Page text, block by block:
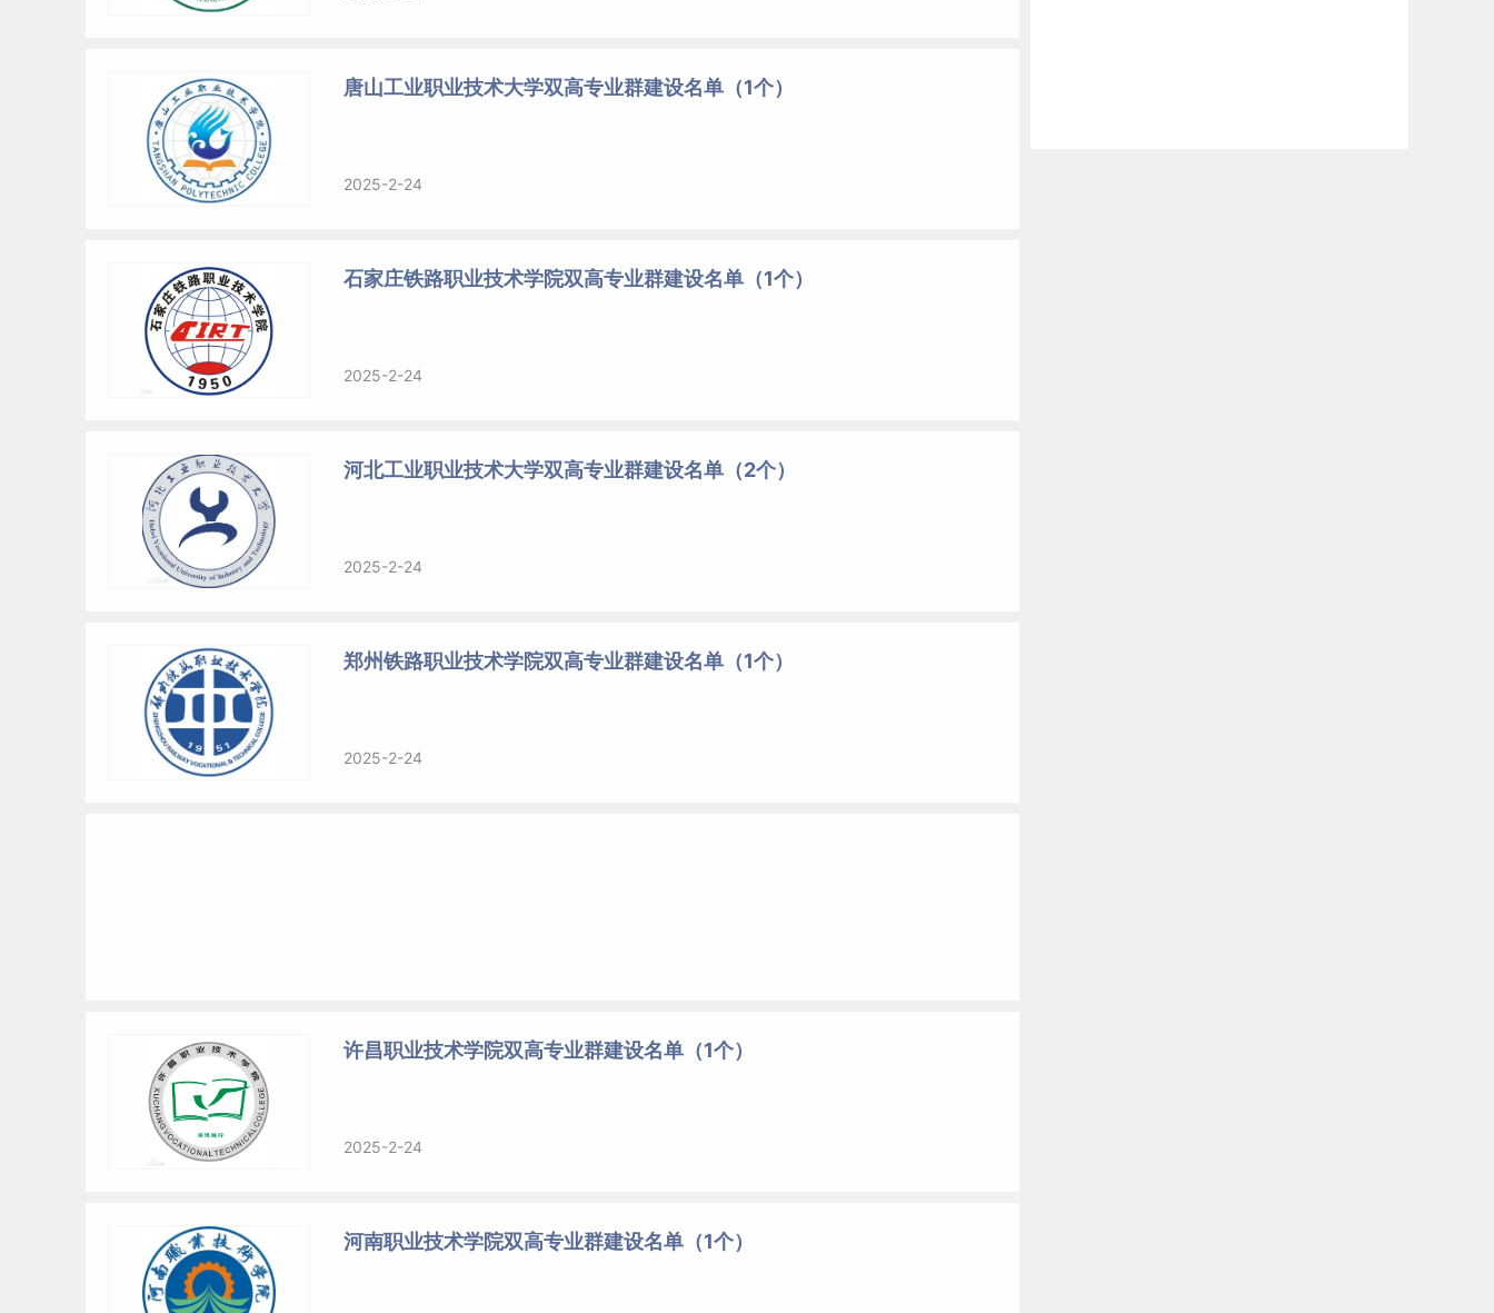
唐山工业职业技术大学双高专业群建设名单（1个）
2025-2-24
石家庄铁路职业技术学院双高专业群建设名单（1个）
2025-2-24
河北工业职业技术大学双高专业群建设名单（2个）
2025-2-24
郑州铁路职业技术学院双高专业群建设名单（1个）
2025-2-24
许昌职业技术学院双高专业群建设名单（1个）
2025-2-24
河南职业技术学院双高专业群建设名单（1个）